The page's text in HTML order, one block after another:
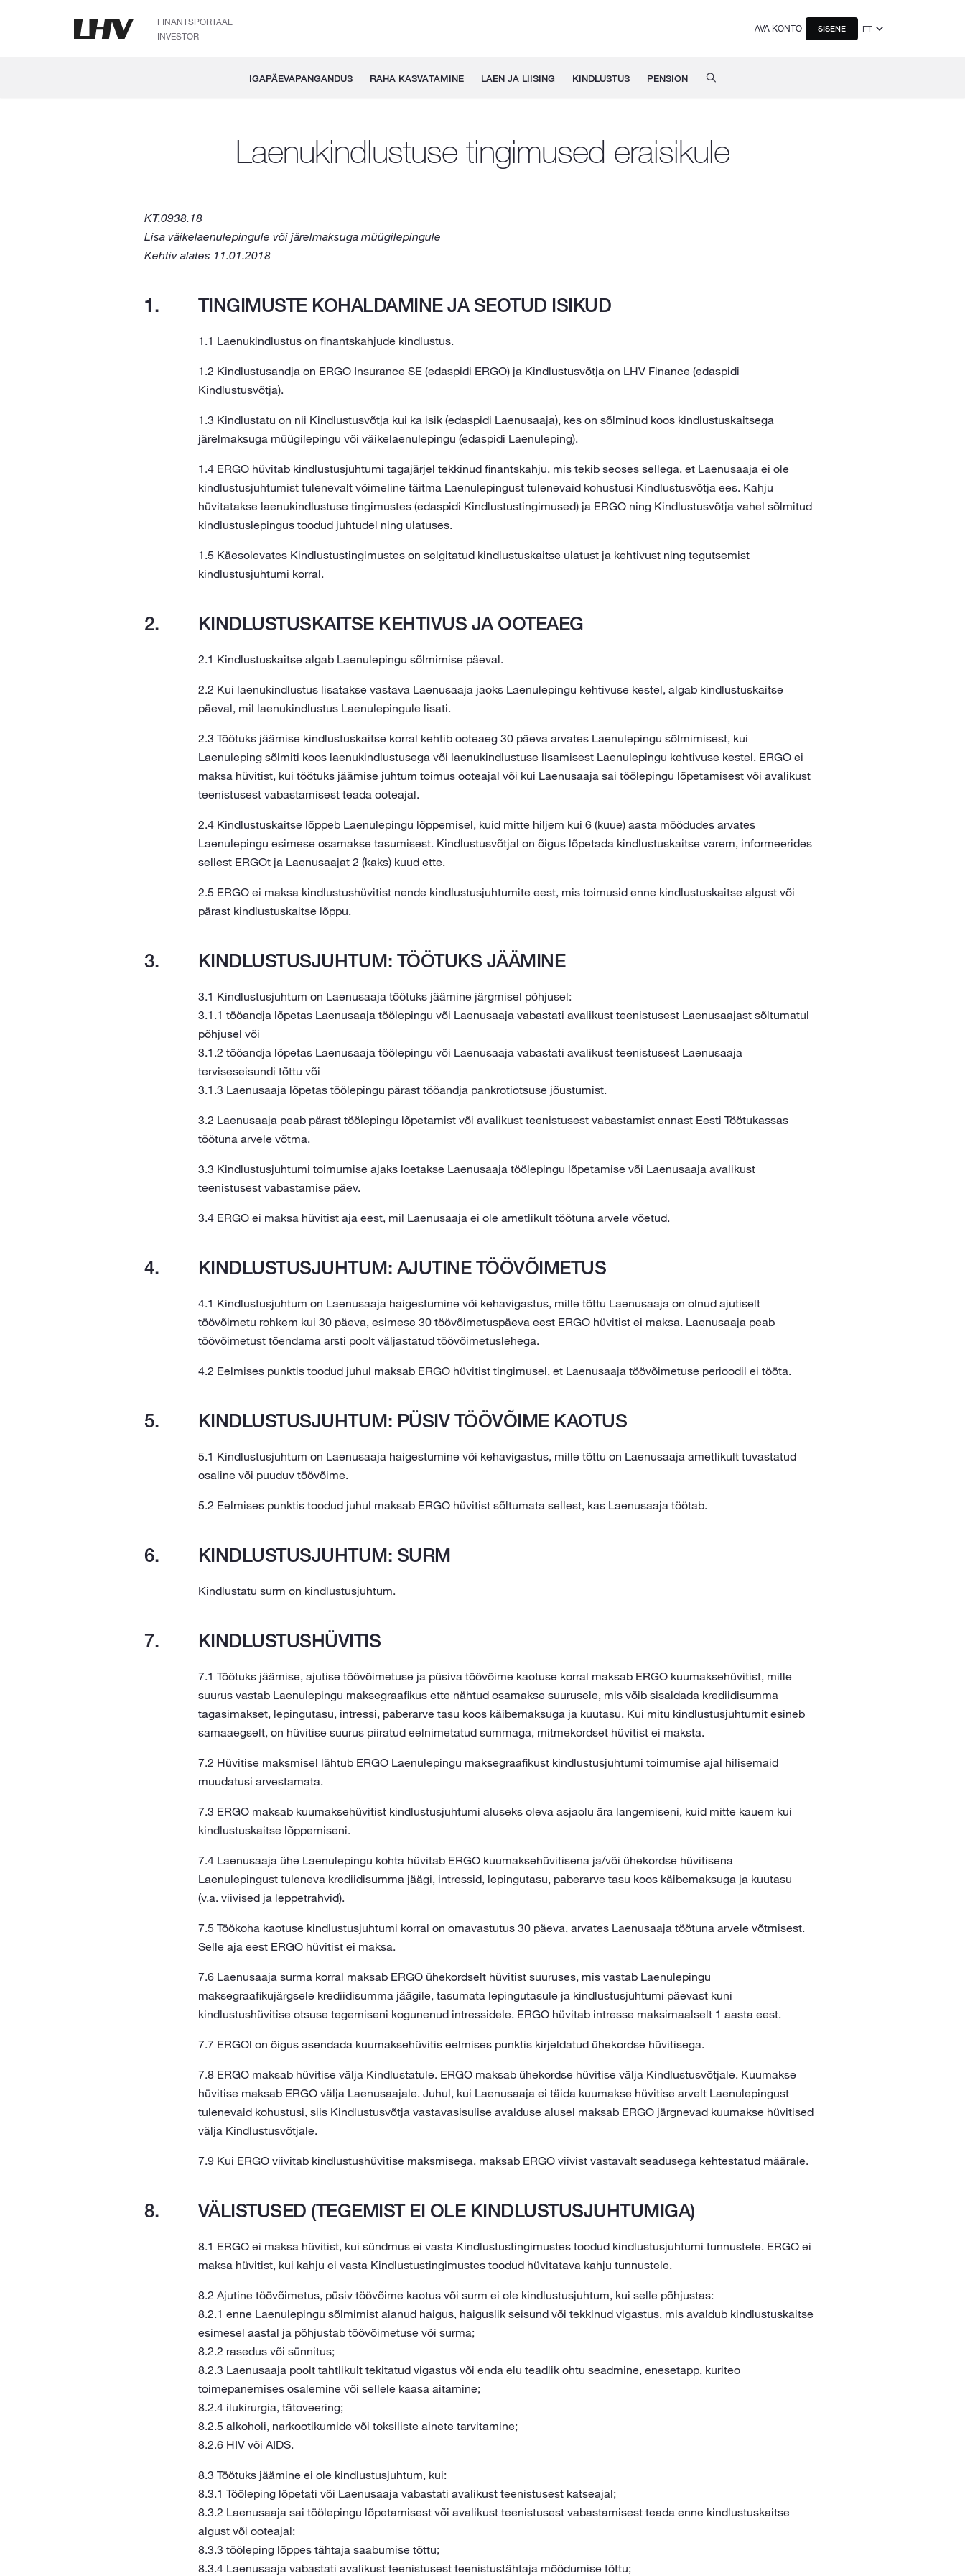
FINANTSPORTAAL
INVESTOR
AVA KONTO SISENE ET
IGAPÄEVAPANGANDUS RAHA KASVATAMINE LAEN JA LIISING KINDLUSTUS PENSION
Laenukindlustuse tingimused eraisikule
KT.0938.18
Lisa väikelaenulepingule või järelmaksuga müügilepingule
Kehtiv alates 11.01.2018
TINGIMUSTE KOHALDAMINE JA SEOTUD ISIKUD
1.1 Laenukindlustus on finantskahjude kindlustus.
1.2 Kindlustusandja on ERGO Insurance SE (edaspidi ERGO) ja Kindlustusvõtja on LHV Finance (edaspidi
Kindlustusvõtja).
1.3 Kindlustatu on nii Kindlustusvõtja kui ka isik (edaspidi Laenusaaja), kes on sõlminud koos kindlustuskaitsega
järelmaksuga müügilepingu või väikelaenulepingu (edaspidi Laenuleping).
1.4 ERGO hüvitab kindlustusjuhtumi tagajärjel tekkinud finantskahju, mis tekib seoses sellega, et Laenusaaja ei ole
kindlustusjuhtumist tulenevalt võimeline täitma Laenulepingust tulenevaid kohustusi Kindlustusvõtja ees. Kahju
hüvitatakse laenukindlustuse tingimustes (edaspidi Kindlustustingimused) ja ERGO ning Kindlustusvõtja vahel sõlmitud
kindlustuslepingus toodud juhtudel ning ulatuses.
1.5 Käesolevates Kindlustustingimustes on selgitatud kindlustuskaitse ulatust ja kehtivust ning tegutsemist
kindlustusjuhtumi korral.
KINDLUSTUSKAITSE KEHTIVUS JA OOTEAEG
2.1 Kindlustuskaitse algab Laenulepingu sõlmimise päeval.
2.2 Kui laenukindlustus lisatakse vastava Laenusaaja jaoks Laenulepingu kehtivuse kestel, algab kindlustuskaitse
päeval, mil laenukindlustus Laenulepingule lisati.
2.3 Töötuks jäämise kindlustuskaitse korral kehtib ooteaeg 30 päeva arvates Laenulepingu sõlmimisest, kui
Laenuleping sõlmiti koos laenukindlustusega või laenukindlustuse lisamisest Laenulepingu kehtivuse kestel. ERGO ei
maksa hüvitist, kui töötuks jäämise juhtum toimus ooteajal või kui Laenusaaja sai töölepingu lõpetamisest või avalikust
teenistusest vabastamisest teada ooteajal.
2.4 Kindlustuskaitse lõppeb Laenulepingu lõppemisel, kuid mitte hiljem kui 6 (kuue) aasta möödudes arvates
Laenulepingu esimese osamakse tasumisest. Kindlustusvõtjal on õigus lõpetada kindlustuskaitse varem, informeerides
sellest ERGOt ja Laenusaajat 2 (kaks) kuud ette.
2.5 ERGO ei maksa kindlustushüvitist nende kindlustusjuhtumite eest, mis toimusid enne kindlustuskaitse algust või
pärast kindlustuskaitse lõppu.
KINDLUSTUSJUHTUM: TÖÖTUKS JÄÄMINE
3.1 Kindlustusjuhtum on Laenusaaja töötuks jäämine järgmisel põhjusel:
3.1.1 tööandja lõpetas Laenusaaja töölepingu või Laenusaaja vabastati avalikust teenistusest Laenusaajast sõltumatul
põhjusel või
3.1.2 tööandja lõpetas Laenusaaja töölepingu või Laenusaaja vabastati avalikust teenistusest Laenusaaja
terviseseisundi tõttu või
3.1.3 Laenusaaja lõpetas töölepingu pärast tööandja pankrotiotsuse jõustumist.
3.2 Laenusaaja peab pärast töölepingu lõpetamist või avalikust teenistusest vabastamist ennast Eesti Töötukassas
töötuna arvele võtma.
3.3 Kindlustusjuhtumi toimumise ajaks loetakse Laenusaaja töölepingu lõpetamise või Laenusaaja avalikust
teenistusest vabastamise päev.
3.4 ERGO ei maksa hüvitist aja eest, mil Laenusaaja ei ole ametlikult töötuna arvele võetud.
KINDLUSTUSJUHTUM: AJUTINE TÖÖVÕIMETUS
4.1 Kindlustusjuhtum on Laenusaaja haigestumine või kehavigastus, mille tõttu Laenusaaja on olnud ajutiselt
töövõimetu rohkem kui 30 päeva, esimese 30 töövõimetuspäeva eest ERGO hüvitist ei maksa. Laenusaaja peab
töövõimetust tõendama arsti poolt väljastatud töövõimetuslehega.
4.2 Eelmises punktis toodud juhul maksab ERGO hüvitist tingimusel, et Laenusaaja töövõimetuse perioodil ei tööta.
KINDLUSTUSJUHTUM: PÜSIV TÖÖVÕIME KAOTUS
5.1 Kindlustusjuhtum on Laenusaaja haigestumine või kehavigastus, mille tõttu on Laenusaaja ametlikult tuvastatud
osaline või puuduv töövõime.
5.2 Eelmises punktis toodud juhul maksab ERGO hüvitist sõltumata sellest, kas Laenusaaja töötab.
KINDLUSTUSJUHTUM: SURM
Kindlustatu surm on kindlustusjuhtum.
KINDLUSTUSHÜVITIS
7.1 Töötuks jäämise, ajutise töövõimetuse ja püsiva töövõime kaotuse korral maksab ERGO kuumaksehüvitist, mille
suurus vastab Laenulepingu maksegraafikus ette nähtud osamakse suurusele, mis võib sisaldada krediidisumma
tagasimakset, lepingutasu, intressi, paberarve tasu koos käibemaksuga ja kuutasu. Kui mitu kindlustusjuhtumit esineb
samaaegselt, on hüvitise suurus piiratud eelnimetatud summaga, mitmekordset hüvitist ei maksta.
7.2 Hüvitise maksmisel lähtub ERGO Laenulepingu maksegraafikust kindlustusjuhtumi toimumise ajal hilisemaid
muudatusi arvestamata.
7.3 ERGO maksab kuumaksehüvitist kindlustusjuhtumi aluseks oleva asjaolu ära langemiseni, kuid mitte kauem kui
kindlustuskaitse lõppemiseni.
7.4 Laenusaaja ühe Laenulepingu kohta hüvitab ERGO kuumaksehüvitisena ja/või ühekordse hüvitisena
Laenulepingust tuleneva krediidisumma jäägi, intressid, lepingutasu, paberarve tasu koos käibemaksuga ja kuutasu
(v.a. viivised ja leppetrahvid).
7.5 Töökoha kaotuse kindlustusjuhtumi korral on omavastutus 30 päeva, arvates Laenusaaja töötuna arvele võtmisest.
Selle aja eest ERGO hüvitist ei maksa.
7.6 Laenusaaja surma korral maksab ERGO ühekordselt hüvitist suuruses, mis vastab Laenulepingu
maksegraafikujärgsele krediidisumma jäägile, tasumata lepingutasule ja kindlustusjuhtumi päevast kuni
kindlustushüvitise otsuse tegemiseni kogunenud intressidele. ERGO hüvitab intresse maksimaalselt 1 aasta eest.
7.7 ERGOl on õigus asendada kuumaksehüvitis eelmises punktis kirjeldatud ühekordse hüvitisega.
7.8 ERGO maksab hüvitise välja Kindlustatule. ERGO maksab ühekordse hüvitise välja Kindlustusvõtjale. Kuumakse
hüvitise maksab ERGO välja Laenusaajale. Juhul, kui Laenusaaja ei täida kuumakse hüvitise arvelt Laenulepingust
tulenevaid kohustusi, siis Kindlustusvõtja vastavasisulise avalduse alusel maksab ERGO järgnevad kuumakse hüvitised
välja Kindlustusvõtjale.
7.9 Kui ERGO viivitab kindlustushüvitise maksmisega, maksab ERGO viivist vastavalt seadusega kehtestatud määrale.
VÄLISTUSED (TEGEMIST EI OLE KINDLUSTUSJUHTUMIGA)
8.1 ERGO ei maksa hüvitist, kui sündmus ei vasta Kindlustustingimustes toodud kindlustusjuhtumi tunnustele. ERGO ei
maksa hüvitist, kui kahju ei vasta Kindlustustingimustes toodud hüvitatava kahju tunnustele.
8.2 Ajutine töövõimetus, püsiv töövõime kaotus või surm ei ole kindlustusjuhtum, kui selle põhjustas:
8.2.1 enne Laenulepingu sõlmimist alanud haigus, haiguslik seisund või tekkinud vigastus, mis avaldub kindlustuskaitse
esimesel aastal ja põhjustab töövõimetuse või surma;
8.2.2 rasedus või sünnitus;
8.2.3 Laenusaaja poolt tahtlikult tekitatud vigastus või enda elu teadlik ohtu seadmine, enesetapp, kuriteo
toimepanemises osalemine või sellele kaasa aitamine;
8.2.4 ilukirurgia, tätoveering;
8.2.5 alkoholi, narkootikumide või toksiliste ainete tarvitamine;
8.2.6 HIV või AIDS.
8.3 Töötuks jäämine ei ole kindlustusjuhtum, kui:
8.3.1 Tööleping lõpetati või Laenusaaja vabastati avalikust teenistusest katseajal;
8.3.2 Laenusaaja sai töölepingu lõpetamisest või avalikust teenistusest vabastamisest teada enne kindlustuskaitse
algust või ooteajal;
8.3.3 tööleping lõppes tähtaja saabumise tõttu;
8.3.4 Laenusaaja vabastati avalikust teenistusest teenistustähtaja möödumise tõttu;